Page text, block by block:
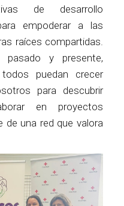
de desarrollo
empoderar a las
raíces compartidas.
y presente,
puedan crecer
para descubrir
en proyectos
una red que valora